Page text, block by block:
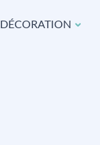
DÉCORATION